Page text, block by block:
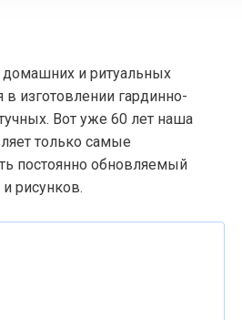
и ритуальных
изготовлении гардинно-
Вот уже 60 лет наша
только самые
постоянно обновляемый
рисунков.